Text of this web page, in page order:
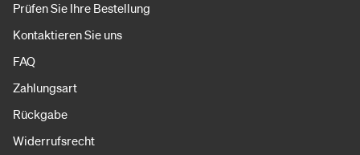
Prüfen Sie Ihre Bestellung
Kontaktieren Sie uns
FAQ
Zahlungsart
Rückgabe
Widerrufsrecht